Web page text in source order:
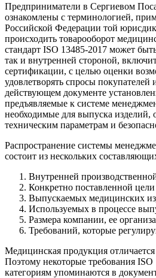
Предприниматели в Сергиевом
ознакомлены с терминологией,
Российской Федерации той
происходить товарооборот
стандарт ISO 13485-2017 может
так и внутренней стороной,
сертификации, с целью оценки
удовлетворять спросы
действующем документе
предъявляемые к системе
необходимые для выпуска
техническим параметрам и
Распространение системы
состоит из нескольких
Внутренней
Конкретно поставленной
Выпускаемых медицинских
Используемых в процессе
Размера компании, ее
Требований, которые
Медицинская продукция
Поэтому некоторые требования
категориям упоминаются в